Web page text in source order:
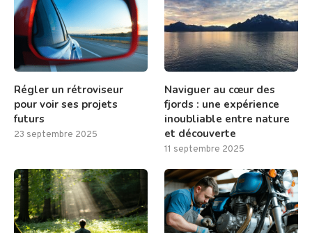
Régler un rétroviseur
pour voir ses projets
futurs
23 septembre 2025
Naviguer au cœur des
fjords : une expérience
inoubliable entre nature
et découverte
11 septembre 2025